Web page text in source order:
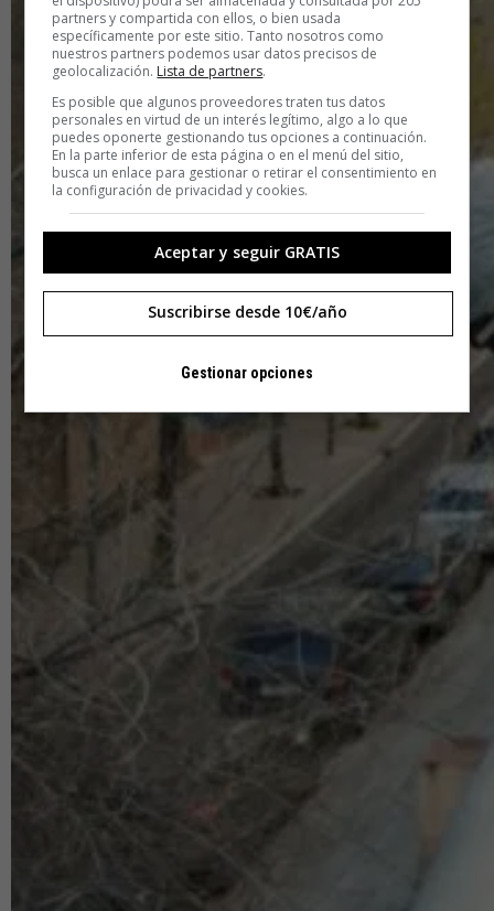
partners y compartida con ellos, o bien usada
específicamente por este sitio. Tanto nosotros como
nuestros partners podemos usar datos precisos de
geolocalización. Lista de partners.
Es posible que algunos proveedores traten tus datos
personales en virtud de un interés legítimo, algo a lo que
puedes oponerte gestionando tus opciones a continuación.
En la parte inferior de esta página o en el menú del sitio,
busca un enlace para gestionar o retirar el consentimiento en
la configuración de privacidad y cookies.
Aceptar y seguir GRATIS
Suscribirse desde 10€/año
Gestionar opciones